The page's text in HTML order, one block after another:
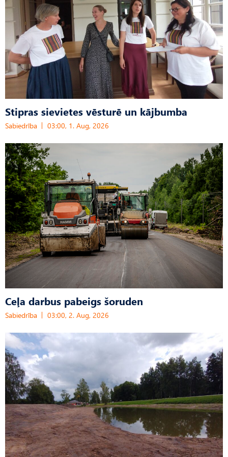
Stipras sievietes vēsturē un kājbumba
Sabiedrība 03:00, 1. Aug, 2026
Ceļa darbus pabeigs šoruden
Sabiedrība 03:00, 2. Aug, 2026